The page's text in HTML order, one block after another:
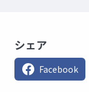
シェア
Facebook